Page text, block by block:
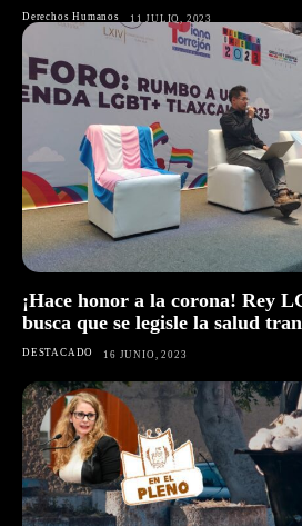
Derechos Humanos 11 JULIO, 2023
¡Hace honor a la corona! Rey
busca que se legisle la salud
DESTACADO 16 JUNIO, 2023